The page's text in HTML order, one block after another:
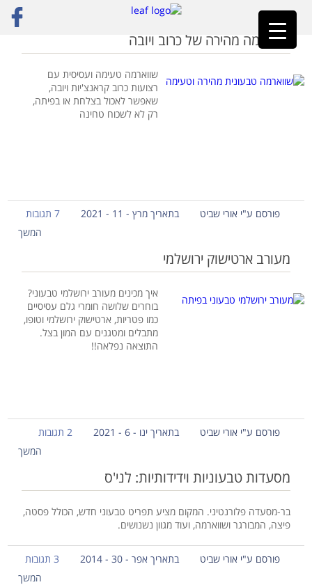
ראשי»שווארמה טבעונית
שווארמה מהירה של כרוב ויובה
שווארמה טעימה ועסיסית עם
רצועות כרוב קראנצ'יות ויובה,
שאפשר לאכול בצלחת או בפיתה,
רק לא לשכוח טחינה
פורסם ע"י אורי שביט בתאריך מרץ - 11 - 2021
7 תגובות
המשך
מעורב ארטישוק ירושלמי
איך מכינים מעורב ירושלמי טבעוני?
בוחרים שלושה חומרי גלם עסיסיים
כמו פטריות, ארטישוק ירושלמי וטופו,
מתבלים ומטגנים עם המון בצל.
התוצאה נפלאה!!
פורסם ע"י אורי שביט בתאריך ינו - 6 - 2021
2 תגובות
המשך
מסעדות טבעוניות וידידותיות: לני'ס
בר-מסעדה פלורנטיני. המקום מציע תפריט טבעוני חדש, הכולל פסטה,
פיצה, המבורגר ושווארמה, ועוד מגוון נשנושים.
פורסם ע"י אורי שביט בתאריך אפר - 30 - 2014
3 תגובות
המשך